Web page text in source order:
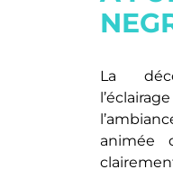
La
animée